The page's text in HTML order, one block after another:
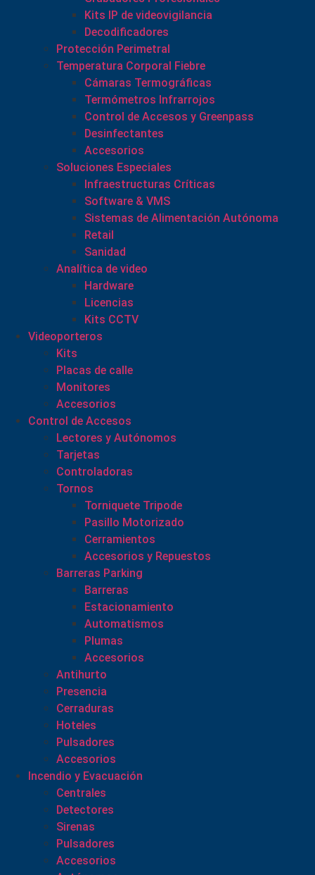
Kits IP de videovigilancia
Decodificadores
Protección Perimetral
Temperatura Corporal Fiebre
Cámaras Termográficas
Termómetros Infrarrojos
Control de Accesos y Greenpass
Desinfectantes
Accesorios
Soluciones Especiales
Infraestructuras Críticas
Software & VMS
Sistemas de Alimentación Autónoma
Retail
Sanidad
Analítica de video
Hardware
Licencias
Kits CCTV
Videoporteros
Kits
Placas de calle
Monitores
Accesorios
Control de Accesos
Lectores y Autónomos
Tarjetas
Controladoras
Tornos
Torniquete Tripode
Pasillo Motorizado
Cerramientos
Accesorios y Repuestos
Barreras Parking
Barreras
Estacionamiento
Automatismos
Plumas
Accesorios
Antihurto
Presencia
Cerraduras
Hoteles
Pulsadores
Accesorios
Incendio y Evacuación
Centrales
Detectores
Sirenas
Pulsadores
Accesorios